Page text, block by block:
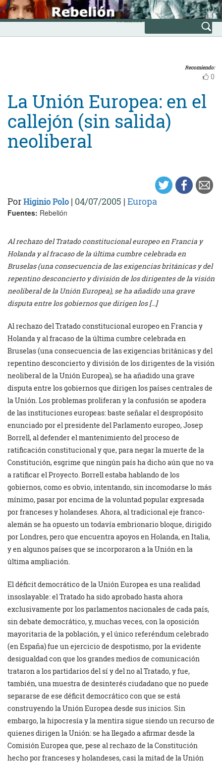
Skip
to
content
INICIO
Avanzada
Recomiendo:
0
La Unión Europea: en el
callejón (sin salida)
neoliberal
PorHiginio Polo | 04/07/2005 | Europa
Fuentes: Rebelión
Al rechazo del Tratado constitucional europeo en Francia y
Holanda y al fracaso de la última cumbre celebrada en
Bruselas (una consecuencia de las exigencias británicas y del
repentino desconcierto y división de los dirigentes de la visión
neoliberal de la Unión Europea), se ha añadido una grave
disputa entre los gobiernos que dirigen los […]
Al rechazo del Tratado constitucional europeo en Francia y
Holanda y al fracaso de la última cumbre celebrada en
Bruselas (una consecuencia de las exigencias británicas y del
repentino desconcierto y división de los dirigentes de la visión
neoliberal de la Unión Europea), se ha añadido una grave
disputa entre los gobiernos que dirigen los países centrales de
la Unión. Los problemas proliferan y la confusión se apodera
de las instituciones europeas: baste señalar el despropósito
enunciado por el presidente del Parlamento europeo, Josep
Borrell, al defender el mantenimiento del proceso de
ratificación constitucional y que, para negar la muerte de la
Constitución, esgrime que ningún país ha dicho aún que no va
a ratificar el Proyecto. Borrell estaba hablando de los
gobiernos, como es obvio, intentando, sin incomodarse lo más
mínimo, pasar por encima de la voluntad popular expresada
por franceses y holandeses. Ahora, al tradicional eje franco-
alemán se ha opuesto un todavía embrionario bloque, dirigido
por Londres, pero que encuentra apoyos en Holanda, en Italia,
y en algunos países que se incorporaron a la Unión en la
última ampliación.
El déficit democrático de la Unión Europea es una realidad
insoslayable: el Tratado ha sido aprobado hasta ahora
exclusivamente por los parlamentos nacionales de cada país,
sin debate democrático, y, muchas veces, con la oposición
mayoritaria de la población, y el único referéndum celebrado
(en España) fue un ejercicio de despotismo, por la evidente
desigualdad con que los grandes medios de comunicación
trataron a los partidarios del sí y del no al Tratado, y fue,
también, una muestra de desinterés ciudadano que no puede
separarse de ese déficit democrático con que se está
construyendo la Unión Europea desde sus inicios. Sin
embargo, la hipocresía y la mentira sigue siendo un recurso de
quienes dirigen la Unión: se ha llegado a afirmar desde la
Comisión Europea que, pese al rechazo de la Constitución
hecho por franceses y holandeses, casi la mitad de la Unión